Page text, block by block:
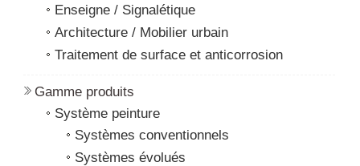
Enseigne / Signalétique
Architecture / Mobilier urbain
Traitement de surface et anticorrosion
Gamme produits
Système peinture
Systèmes conventionnels
Systèmes évolués